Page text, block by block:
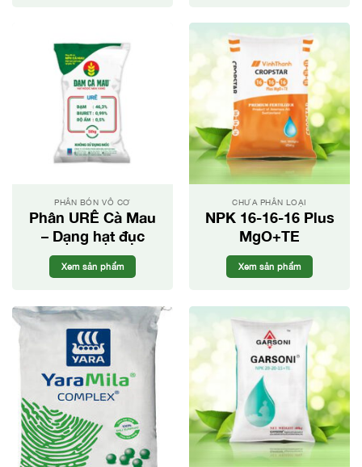
PHÂN BÓN VÔ CƠ
Phân URÊ Cà Mau
– Dạng hạt đục
Xem sản phẩm
CHƯA PHÂN LOẠI
NPK 16-16-16 Plus
MgO+TE
Xem sản phẩm